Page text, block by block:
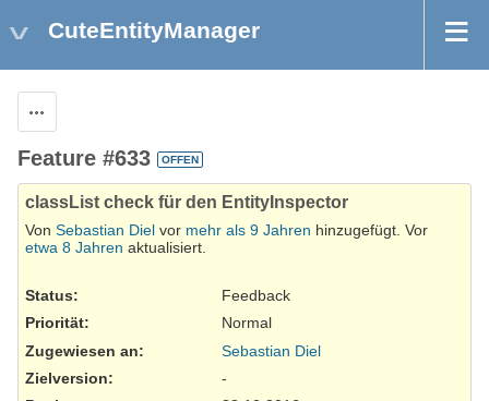
CuteEntityManager
Feature #633 OFFEN
classList check für den EntityInspector
Von Sebastian Diel vor mehr als 9 Jahren hinzugefügt. Vor
etwa 8 Jahren aktualisiert.
Status:
Feedback
Priorität:
Normal
Zugewiesen an:
Sebastian Diel
Zielversion:
-